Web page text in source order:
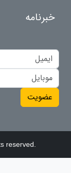
خبرنامه
عضویت
reserved.